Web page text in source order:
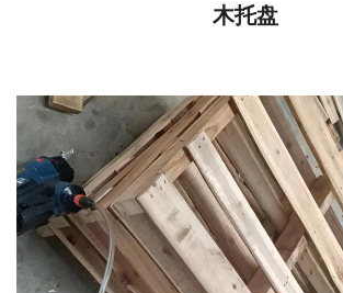
上海木托盘
出口包装箱
木箱
木托盘